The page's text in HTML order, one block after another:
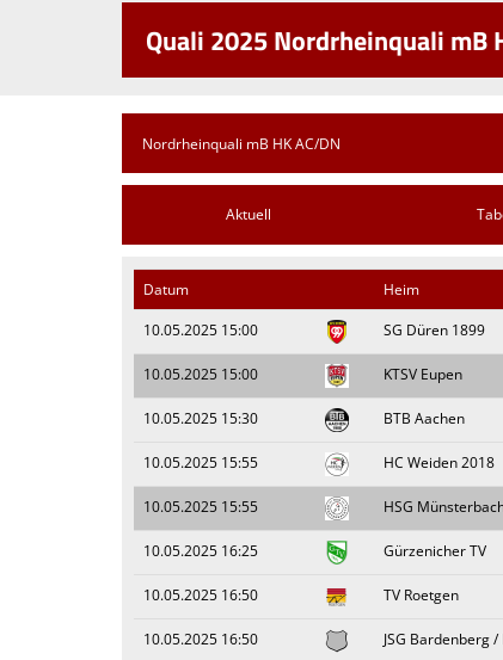
Quali 2025 Nordrheinquali mB
Aktuell
Datum Heim
10.05.2025 15:00
SG Düren 1899
10.05.2025 15:00 KTSV Eupen
10.05.2025 15:30 BTB Aachen
10.05.2025 15:55 HC Weiden 2018
10.05.2025 15:55 HSG
10.05.2025 16:25 Gürzenicher TV
10.05.2025 16:50 TV Roetgen
10.05.2025 16:50 JSG Bardenberg